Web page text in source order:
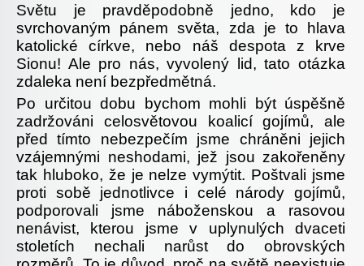
Světu je pravděpodobně jedno, kdo je
svrchovaným pánem světa, zda je to hlava
katolické církve, nebo náš despota z krve
Sionu! Ale pro nás, vyvolený lid, tato otázka
zdaleka není bezpředmětná.
Po určitou dobu bychom mohli být úspěšně
zadržováni celosvětovou koalicí gojímů, ale
před tímto nebezpečím jsme chráněni jejich
vzájemnými neshodami, jež jsou zakořeněny
tak hluboko, že je nelze vymýtit. Poštvali jsme
proti sobě jednotlivce i celé národy gojímů,
podporovali jsme náboženskou a rasovou
nenávist, kterou jsme v uplynulých dvaceti
stoletích nechali narůst do obrovských